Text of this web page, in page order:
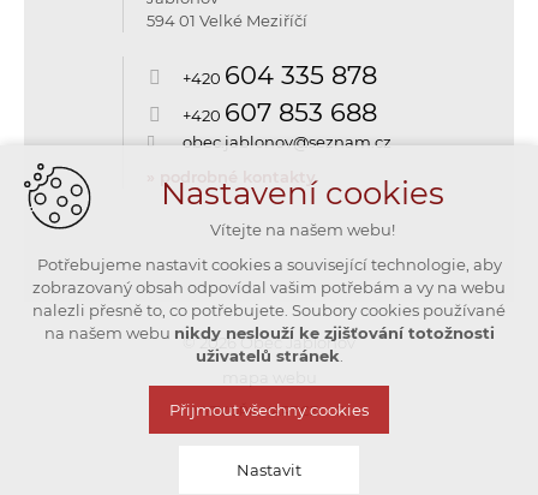
594 01 Velké Meziříčí
+420 604 335 878
+420 607 853 688
obec.jablonov@seznam.cz
» podrobné kontakty
© 2026 Obec Jabloňov
VYTVOŘIL XART.CZ
Nastavení cookies
Vítejte na našem webu!
Potřebujeme nastavit cookies a související technologie, aby
zobrazovaný obsah odpovídal vašim potřebám a vy na webu
nalezli přesně to, co potřebujete. Soubory cookies používané
na našem webu nikdy neslouží ke zjišťování totožnosti
uživatelů stránek
Přijmout všechny cookies
Nastavit